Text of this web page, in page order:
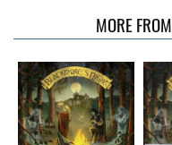
MORE FROM